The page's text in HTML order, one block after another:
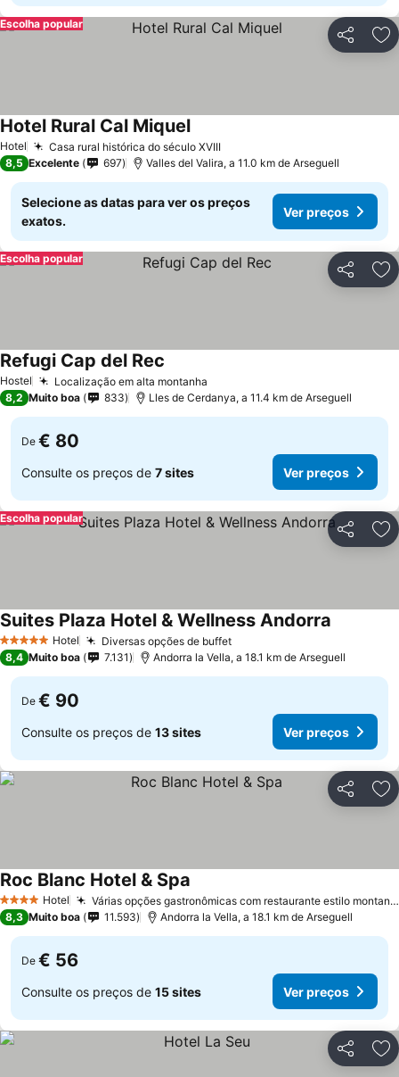
Partilhar
Escolha popular
Hotel Casa rural histórica do século XVIII
Hotel Rural Cal Miquel
8,5 Excelente 697 Valles del Valira, a 11.0 km de Arseguell
Selecione as datas para ver os preços
exatos.
Ver preços
Partilhar
Escolha popular
Hostel Localização em alta montanha
Refugi Cap del Rec
8,2 Muito boa 833 Lles de Cerdanya, a 11.4 km de Arseguell
De € 80
Consulte os preços de 7 sites Ver preços
Partilhar
Escolha popular
5 Estrelas Hotel Diversas opções de buffet
Suites Plaza Hotel & Wellness Andorra
8,4 Muito boa 7.131 Andorra la Vella, a 18.1 km de Arseguell
De € 90
Consulte os preços de 13 sites Ver preços
Partilhar
4 EstrelasHotel Várias opções gastronômicas com restaurante estilo montanha
Roc Blanc Hotel & Spa
8,3 Muito boa 11.593 Andorra la Vella, a 18.1 km de Arseguell
De € 56
Consulte os preços de 15 sites Ver preços
Partilhar